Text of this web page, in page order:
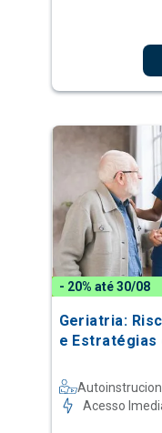
- 20% até 30/08
Geriatria:
e Estratégias
Acesso